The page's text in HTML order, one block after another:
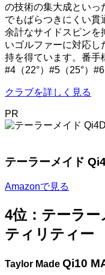
の技術の集大成といっ
でもばらつきにくい
余計なサイドスピンを
いゴルファーに対応し
持を得ています。番手
#4（22°）#5（25°）
クラブを詳しく見る
PR
テーラーメイド
Amazonで見る
4位：テーラ
ティリティー
Taylor Made Qi10